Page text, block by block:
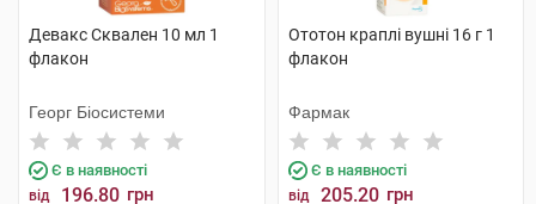
Девакс Сквален 10 мл 1
флакон
Георг Біосистеми
Є в наявності
від 196.80 грн
Ототон краплі вушні 16 г 1
флакон
Фармак
Є в наявності
від 205.20 грн